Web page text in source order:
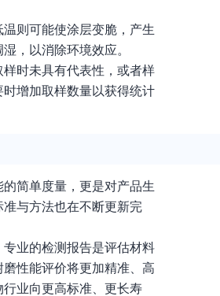
则可能使涂层变脆，产生
，以消除环境效应。
时未具有代表性，或者样
增加取样数量以获得统计
简单度量，更是对产品生
与方法也在不断更新完
业的检测报告是评估材料
性能评价将更加精准、高
业向更高标准、更长寿